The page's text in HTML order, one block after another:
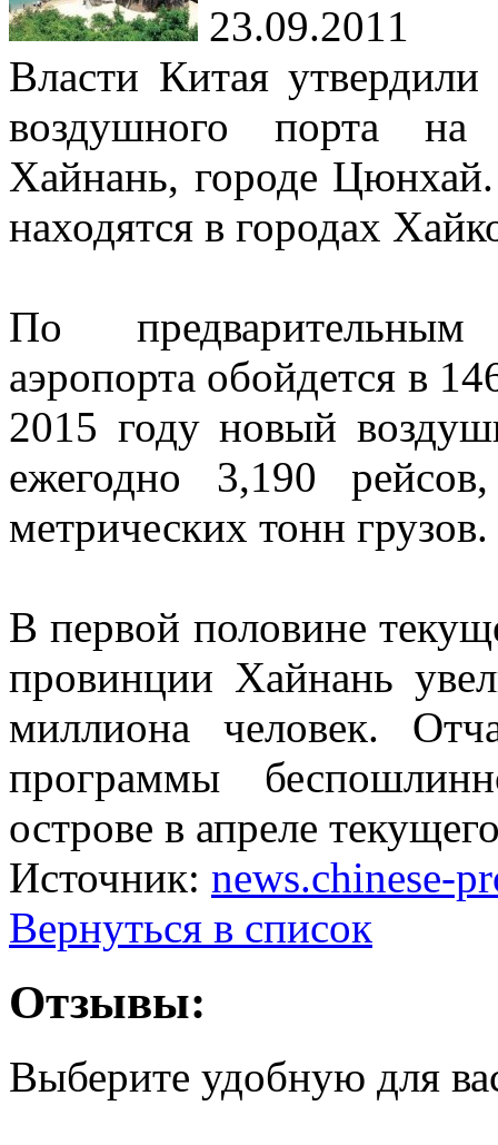
23.09.2011
Власти Китая утвердили
воздушного порта на
Хайнань, городе
находятся в городах
По предварительным
аэропорта обойдется в
2015 году новый
ежегодно 3,190
метрических тонн грузов.
В первой половине
провинции Хайнань
миллиона человек.
программы
острове в апреле
Источник: news.chinese-
Вернуться в список
Отзывы:
Выберите удобную для